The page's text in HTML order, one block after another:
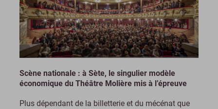
Scène nationale : à Sète, le singulier modèle
économique du Théâtre Molière mis à l’épreuve
Plus dépendant de la billetterie et du mécénat que